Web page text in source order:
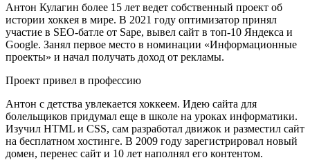
Антон Кулагин более 15 лет ведет собственный проект об
истории хоккея в мире. В 2021 году оптимизатор принял
участие в SEO-батле от Sape, вывел сайт в топ-10 Яндекса и
Google. Занял первое место в номинации «Информационные
проекты» и начал получать доход от рекламы.
Проект привел в профессию
Антон с детства увлекается хоккеем. Идею сайта для
болельщиков придумал еще в школе на уроках информатики.
Изучил HTML и CSS, сам разработал движок и разместил сайт
на бесплатном хостинге. В 2009 году зарегистрировал новый
домен, перенес сайт и 10 лет наполнял его контентом.